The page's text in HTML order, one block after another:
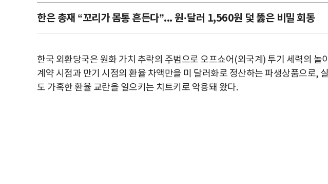
한은 총재 “꼬리가 몸통 흔든다”... 원·달러 1,560원 덫 뚫은 비밀 회동
한국 외환당국은 원화 가치 추락의 주범으로 오프쇼어(외국계) 투기 세력의 놀
계약 시점과 만기 시점의 환율 차액만을 미 달러화로 정산하는 파생상품으로,
도 가혹한 환율 교란을 일으키는 치트키로 악용돼 왔다.